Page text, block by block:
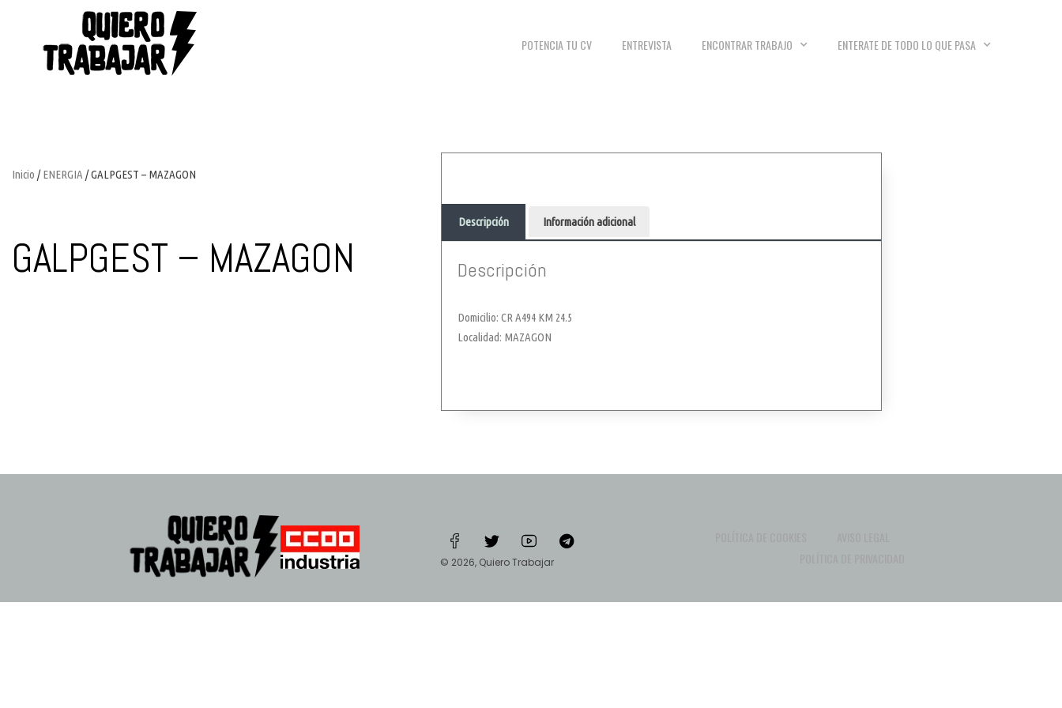
POTENCIA TU CV ENTREVISTA ENCONTRAR TRABAJO ENTERATE DE TODO LO QUE PASA
Inicio /ENERGIA / GALPGEST – MAZAGON
GALPGEST – MAZAGON
Descripción Información adicional
Descripción
Domicilio: CR A494 KM 24.5
Localidad: MAZAGON
© 2026, Quiero Trabajar